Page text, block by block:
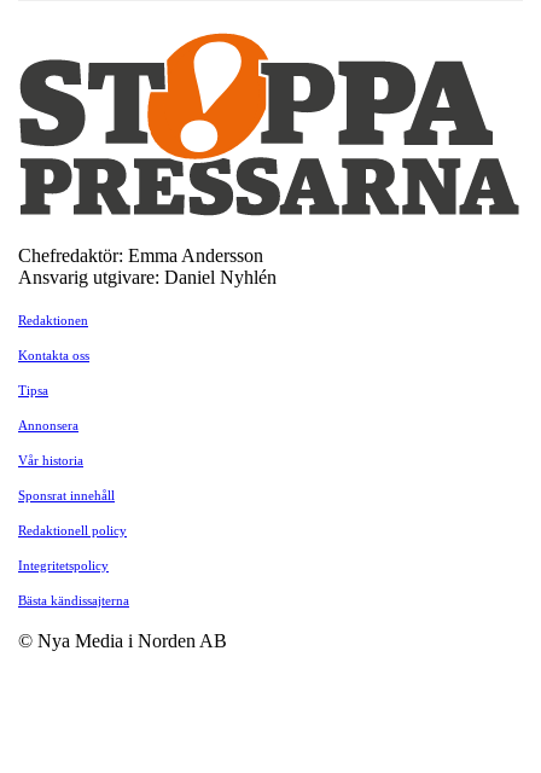
Chefredaktör: Emma Andersson
Ansvarig utgivare: Daniel Nyhlén
Redaktionen
Kontakta oss
Tipsa
Annonsera
Vår historia
Sponsrat innehåll
Redaktionell policy
Integritetspolicy
Bästa kändissajterna
© Nya Media i Norden AB